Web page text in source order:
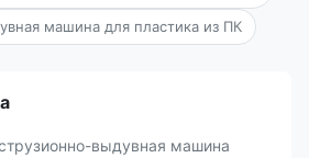
машина для пластика из ПК
выдувная машина